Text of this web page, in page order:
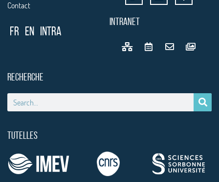
Contact
FR EN Intra
INTRANET
RECHERCHE
TUTELLES